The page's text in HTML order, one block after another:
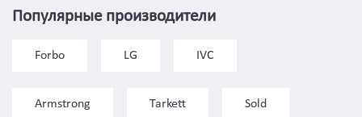
Популярные производители
Forbo LG IVC
Armstrong Tarkett Sold